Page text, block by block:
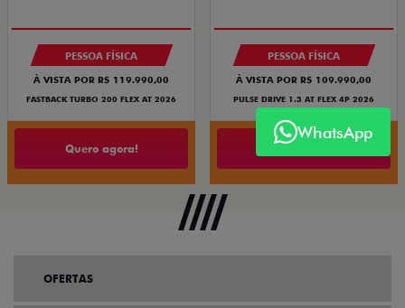
PESSOA FÍSICA
À VISTA POR R$ 119.990,00
FASTBACK TURBO 200 FLEX AT 2026
Quero agora!
PESSOA FÍSICA
À VISTA POR R$ 109.990,00
PULSE DRIVE 1.3 AT FLEX 4P 2026
WhatsApp
OFERTAS